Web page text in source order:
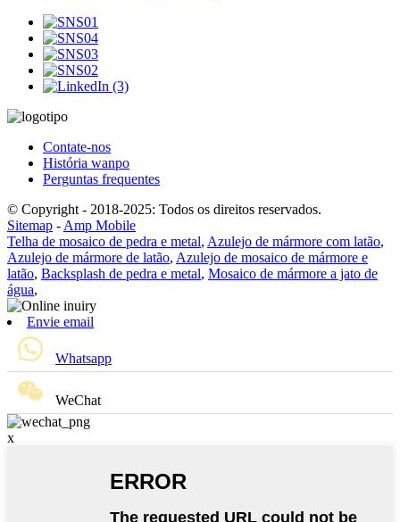
Contate-nos
História wanpo
Perguntas frequentes
© Copyright - 2018-2025: Todos os direitos reservados.
Sitemap - Amp Mobile
Telha de mosaico de pedra e metal, Azulejo de mármore com latão,
Azulejo de mármore de latão, Azulejo de mosaico de mármore e
latão, Backsplash de pedra e metal, Mosaico de mármore a jato de
água,
Envie email
Whatsapp
WeChat
x